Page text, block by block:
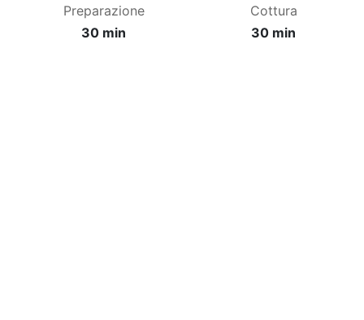
Preparazione
30 min
Cottura
30 min